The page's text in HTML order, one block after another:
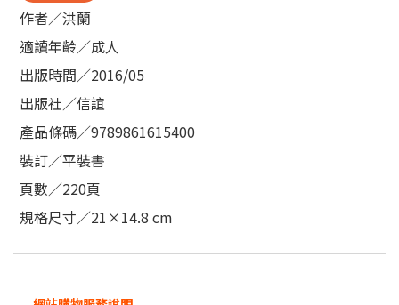
作者／洪蘭
適讀年齡／成人
出版時間／2016/05
出版社／信誼
產品條碼／9789861615400
裝訂／平裝書
頁數／220頁
規格尺寸／21×14.8 cm